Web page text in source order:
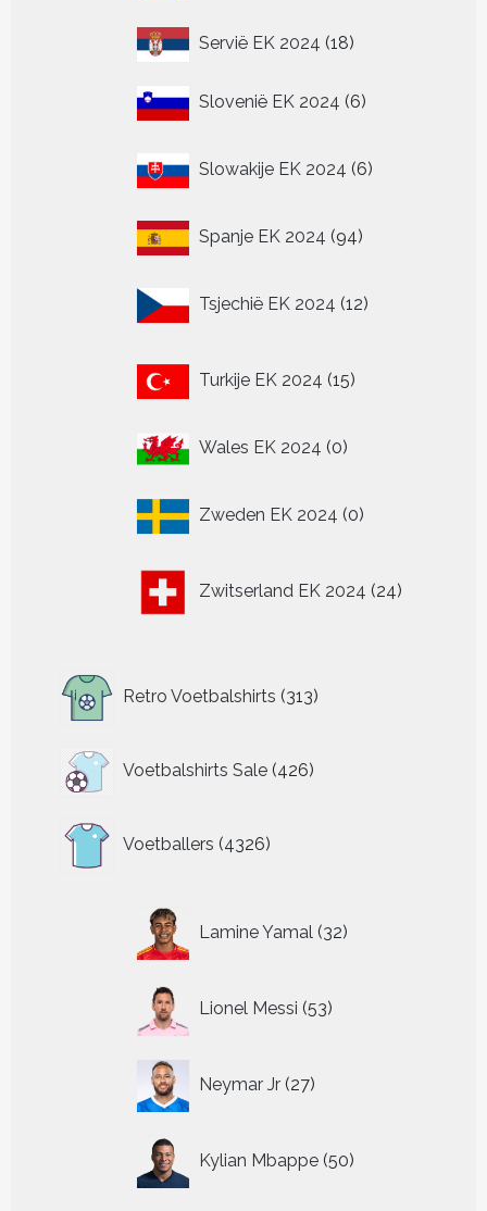
Servië EK 2024 1818
Slovenië EK 2024 66
Slowakije EK 2024 6
producten
Spanje EK 2024 9494
Tsjechië EK 2024 12
producten
Turkije EK 2024 15
producten
Wales EK 2024 00
Zweden EK 2024 0
producten
Zwitserland EK 2024 24
producten
Retro Voetbalshirts 313
producten
Voetbalshirts Sale 426
426
producten
Voetballers 4326
producten
Lamine Yamal 32
producten
Lionel Messi 53
producten
Neymar Jr 27
producten
Kylian Mbappe 50
producten